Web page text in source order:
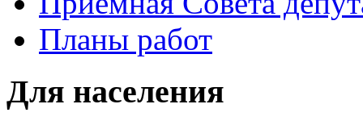
Планы работ
Для населения